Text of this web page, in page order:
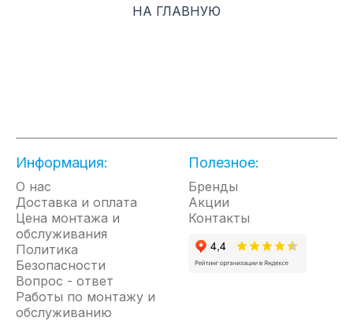
НА ГЛАВНУЮ
Информация:
О нас
Доставка и оплата
Цена монтажа и
обслуживания
Политика
Безопасности
Вопрос - ответ
Работы по монтажу и
обслуживанию
Полезное:
Бренды
Акции
Контакты